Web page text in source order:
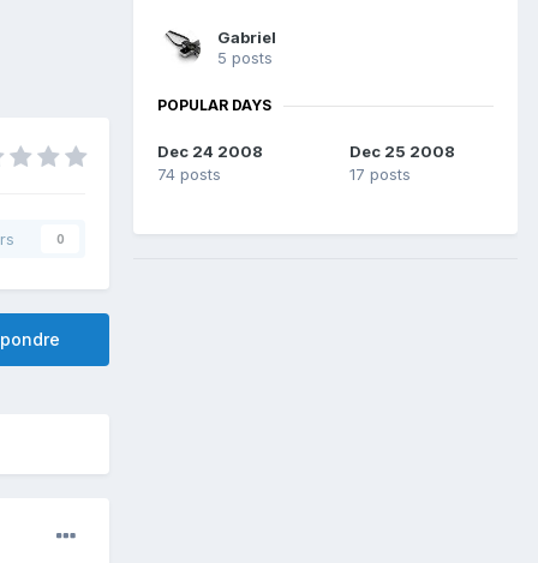
0
Gabriel
5 posts
POPULAR DAYS
Dec 24 2008
74 posts
Dec 25 2008
17 posts